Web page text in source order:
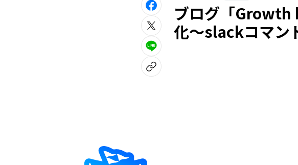
ブログ「
化〜slackコマン